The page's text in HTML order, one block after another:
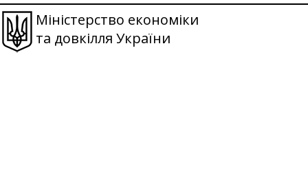
Міністерство економіки
та довкілля України